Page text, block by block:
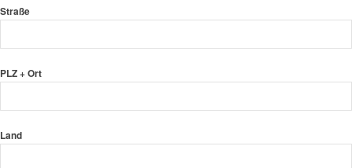
Straße
PLZ + Ort
Land